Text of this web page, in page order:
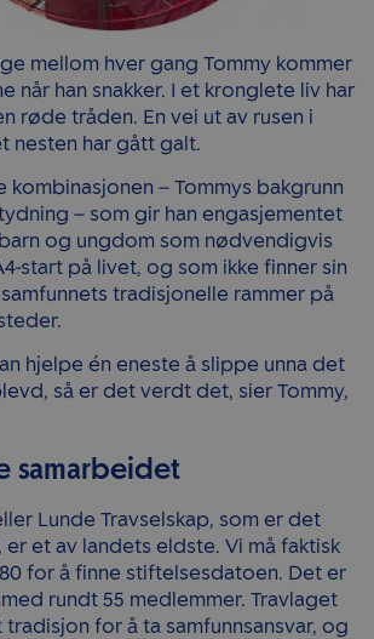
mellom hver gang Tommy kommer
når han snakker. I et kronglete liv har
røde tråden. En vei ut av rusen i
nesten har gått galt.
kombinasjonen – Tommys bakgrunn
– som gir han engasjementet
og ungdom som nødvendigvis
start på livet, og som ikke finner sin
tradisjonelle rammer på
hjelpe én eneste å slippe unna det
så er det verdt det, sier Tommy,
samarbeidet
Lunde Travselskap, som er det
et av landets eldste. Vi må faktisk
for å finne stiftelsesdatoen. Det er
rundt 55 medlemmer. Travlaget
tradisjon for å ta samfunnsansvar, og